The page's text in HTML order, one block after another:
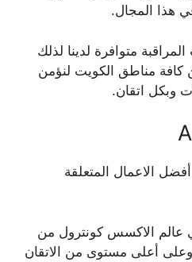
هذا المجال.
متوافرة لدينا لذلك
كافة مناطق الكويت لنؤمن
وبكل اتقان.
الاعمال المتعلقة
عالم الاكسس كونترول من
أعلى مستوى من الاتقان